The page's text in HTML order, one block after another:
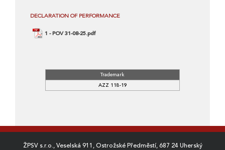
DECLARATION OF PERFORMANCE
1 - POV 31-08-25.pdf
Trademark
AZZ 118-19
ŽPSV s.r.o., Veselská 911, Ostrožské Předměstí, 687 24 Uherský